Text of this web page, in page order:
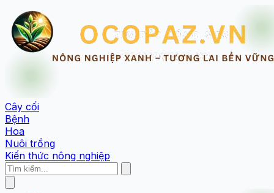
Cây cối
Bệnh
Hoa
Nuôi trồng
Kiến thức nông nghiệp